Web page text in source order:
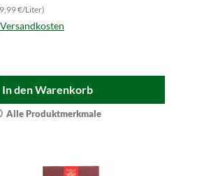
€/Liter)
In den Warenkorb
Alle Produktmerkmale